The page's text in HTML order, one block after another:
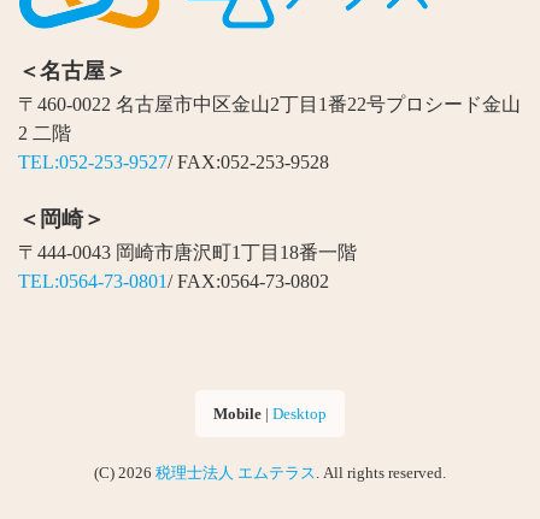
＜名古屋＞
〒460-0022 名古屋市中区金山2丁目1番22号プロシード金山
2 二階
TEL:052-253-9527/ FAX:052-253-9528
＜岡崎＞
〒444-0043 岡崎市唐沢町1丁目18番一階
TEL:0564-73-0801/ FAX:0564-73-0802
Mobile | Desktop
(C) 2026 税理士法人 エムテラス. All rights reserved.